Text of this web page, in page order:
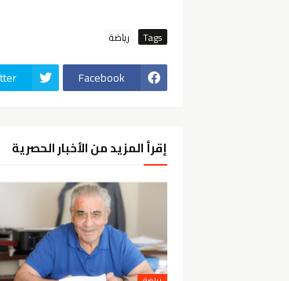
Tags رياضة
Facebook
إقرأ المزيد من الأخبار الحصرية